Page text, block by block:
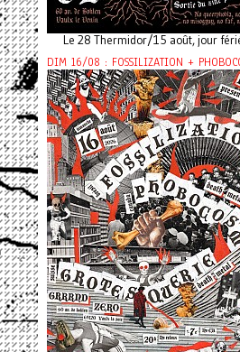
Le 28 Thermidor/15 août, jour
DIM 16/08 : FOSSILIZATION +